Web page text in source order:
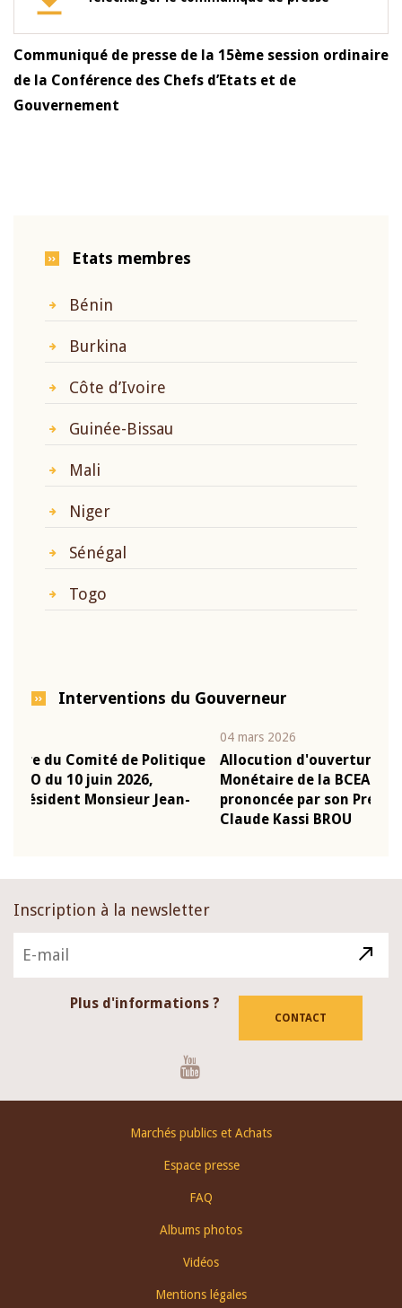
Communiqué de presse de la 15ème session ordinaire
de la Conférence des Chefs d’Etats et de
Gouvernement
Etats membres
Bénin
Burkina
Côte d’Ivoire
Guinée-Bissau
Mali
Niger
Sénégal
Togo
Interventions du Gouverneur
Allocution d'ouverture du Comité de Politique
Monétaire de la BCEAO du 4 mars 2026,
prononcée par son Président Monsieur Jean-
Inscription à la newsletter
Plus d'informations ?
CONTACT
Marchés publics et Achats
Espace presse
FAQ
Albums photos
Vidéos
Mentions légales